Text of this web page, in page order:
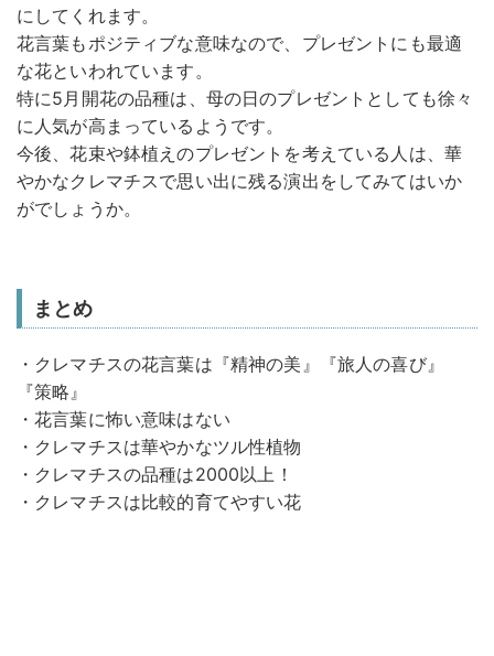
にしてくれます。
花言葉もポジティブな意味なので、プレゼントにも最適
な花といわれています。
特に5月開花の品種は、母の日のプレゼントとしても徐々
に人気が高まっているようです。
今後、花束や鉢植えのプレゼントを考えている人は、華
やかなクレマチスで思い出に残る演出をしてみてはいか
がでしょうか。
まとめ
・クレマチスの花言葉は『精神の美』『旅人の喜び』
『策略』
・花言葉に怖い意味はない
・クレマチスは華やかなツル性植物
・クレマチスの品種は2000以上！
・クレマチスは比較的育てやすい花